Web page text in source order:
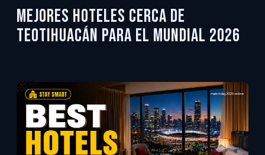
Mejores hoteles cerca de
Teotihuacán para el Mundial 2026